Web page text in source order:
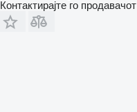
Контактирајте го продавачот